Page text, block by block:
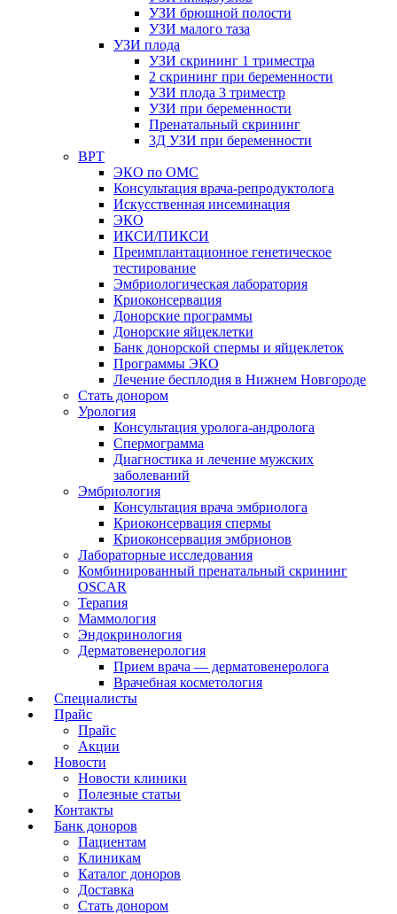
УЗИ брюшной полости
УЗИ малого таза
УЗИ плода
УЗИ скрининг 1 триместра
2 скрининг при беременности
УЗИ плода 3 триместр
УЗИ при беременности
Пренатальный скрининг
3Д УЗИ при беременности
ВРТ
ЭКО по ОМС
Консультация врача-репродуктолога
Искусственная инсеминация
ЭКО
ИКСИ/ПИКСИ
Преимплантационное генетическое
тестирование
Эмбриологическая лаборатория
Криоконсервация
Донорские программы
Донорские яйцеклетки
Банк донорской спермы и яйцеклеток
Программы ЭКО
Лечение бесплодия в Нижнем Новгороде
Стать донором
Урология
Консультация уролога-андролога
Спермограмма
Диагностика и лечение мужских
заболеваний
Эмбриология
Консультация врача эмбриолога
Криоконсервация спермы
Криоконсервация эмбрионов
Лабораторные исследования
Комбинированный пренатальный скрининг
OSCAR
Терапия
Маммология
Эндокринология
Дерматовенерология
Прием врача — дерматовенеролога
Врачебная косметология
Специалисты
Прайс
Прайс
Акции
Новости
Новости клиники
Полезные статьи
Контакты
Банк доноров
Пациентам
Клиникам
Каталог доноров
Доставка
Стать донором